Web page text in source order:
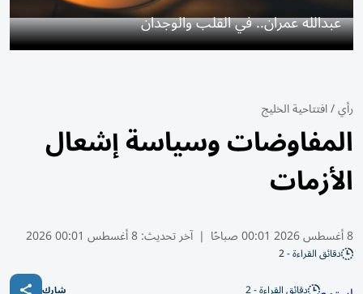
عبدالله عمران.. في القلب والوجدان
رأي/افتتاحية الخليج
المفاوضات وسياسة إشعال
الأزمات
8 أغسطس 2026 00:01 صباحًا | آخر تحديث:8 أغسطس 00:01 2026
دقائق القراءة - 2
شارك